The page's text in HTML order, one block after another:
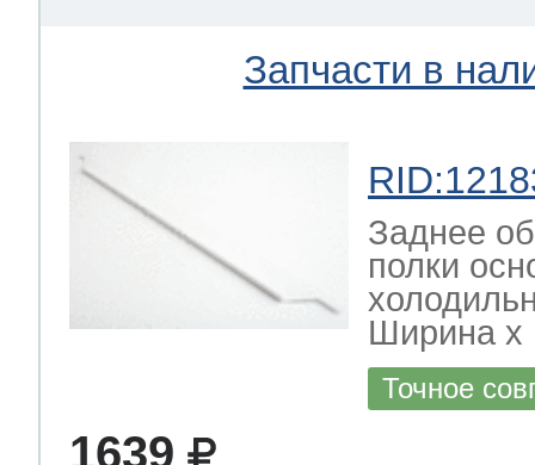
Запчасти в
Заднее
полки
Ширина х
Точное
1639